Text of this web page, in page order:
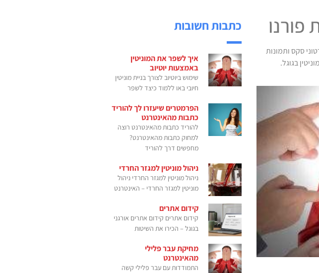
פורנו
סקס ותמונות
בגוגל.
כתבות חשובות
איך לשפר את המוניטין
באמצעות יוטיוב
שימוש ביוטיוב לצורך בניית מוניטין
חיובי באו ללמוד כיצד לשפר
הפרמטרים שיעזרו לך להוריד
כתבות מהאינטרנט
להוריד כתבות מהאינטרנט רוצה
למחוק כתבות מהאינטרנט?
מחפשים דרך להוריד
ניהול מוניטין למגזר החרדי
ניהול מוניטין למגזר החרדי ניהול
מוניטין למגזר החרדי – האינטרנט
קידום אתרים
קידום אתרים קידום אתרים אורגני
בגוגל – הכירו את השיטות
מחיקת עבר פלילי
מהאינטרנט
התמודדות עם עבר פלילי קשה